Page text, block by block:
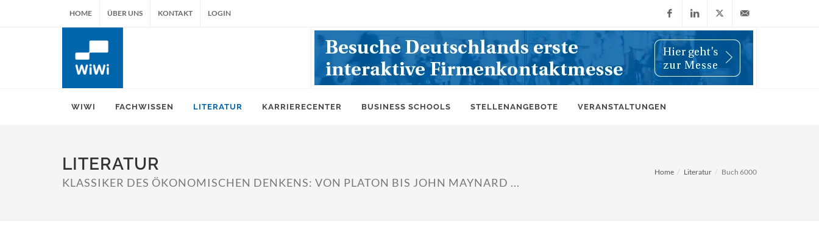
HOME ÜBER UNS KONTAKT LOGIN
FacebookLinkedIn
X
(Twitter)
info@wiwi-
WIWI FACHWISSEN LITERATUR KARRIERECENTER BUSINESS SCHOOLS STELLENANGEBOTE VERANSTALTUNGEN
LITERATUR
KLASSIKER DES ÖKONOMISCHEN DENKENS: VON PLATON BIS JOHN MAYNARD ...
Home Literatur Buch 6000